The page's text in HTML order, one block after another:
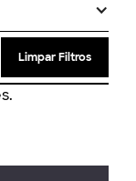
Limpar Filtros